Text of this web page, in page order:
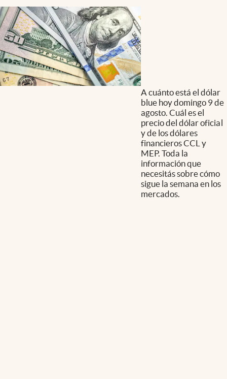
A cuánto está el dólar
blue hoy domingo 9 de
agosto. Cuál es el
precio del dólar oficial
y de los dólares
financieros CCL y
MEP. Toda la
información que
necesitás sobre cómo
sigue la semana en los
mercados.